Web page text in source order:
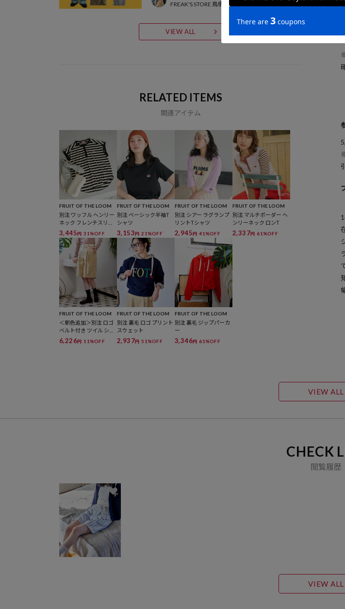
FREAK'S STORE 鳥栖プレミアムアウトレット店
VIEW ALL
RELATED ITEMS
関連アイテム
FRUIT OF THE LOOM
別注 ワッフル ヘンリー
ネック フレンチスリー
ブTシャツ
3,445円 31%OFF
FRUIT OF THE LOOM
別注 ベーシック半袖T
シャツ
3,153円 21%OFF
FRUIT OF THE LOOM
別注 シアー ラグランプ
リントTシャツ
2,945円 41%OFF
FRUIT OF THE LOOM
別注 マルチボーダー ヘ
ンリーネック ロンT
2,337円 61%OFF
FRUIT OF THE LOOM
＜新色追加＞別注 ロゴ
ベルト付き ツイル ショ
ートパンツ
6,226円 11%OFF
FRUIT OF THE LOOM
別注 裏毛 ロゴ プリント
スウェット
2,937円 51%OFF
FRUIT OF THE LOOM
別注 裏毛 ジップパーカ
ー
3,346円 61%OFF
VIEW ALL
CHECK
閲覧履歴
VIEW ALL